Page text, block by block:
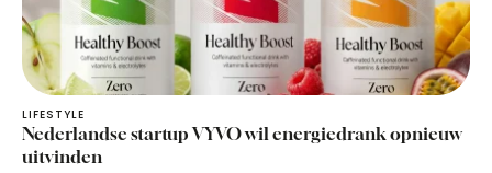
LIFESTYLE
Nederlandse startup VYVO wil energiedrank opnieuw
uitvinden